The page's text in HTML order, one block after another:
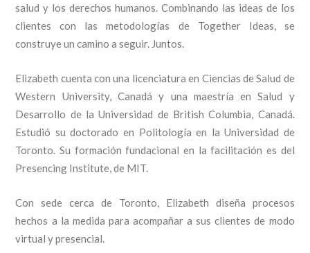
salud y los derechos humanos. Combinando las ideas de los
clientes con las metodologías de Together Ideas, se
construye un camino a seguir. Juntos.
Elizabeth cuenta con una licenciatura en Ciencias de Salud de
Western University, Canadá y una maestría en Salud y
Desarrollo de la Universidad de British Columbia, Canadá.
Estudió su doctorado en Politología en la Universidad de
Toronto. Su formación fundacional en la facilitación es del
Presencing Institute, de MIT.
Con sede cerca de Toronto, Elizabeth diseña procesos
hechos a la medida para acompañar a sus clientes de modo
virtual y presencial.